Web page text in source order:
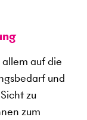
auf die
und
zu
zum